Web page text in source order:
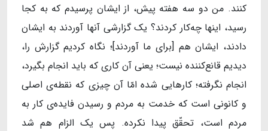
کنند. من دو سه هفته پیش، از ایشان پرسیدم که به کجا
رسید، اینها چه‌کار کردند؟ یک گزارشی آنها آوردند به ایشان
دادند، ایشان هم [برای ما آوردند]؛ نگاه کردیم گزارش را،
دیدیم قانع‌کننده نیست؛ یعنی آن کاری که باید انجام بگیرد،
انجام نگرفته؛ کارهایی شده امّا آن چیزی که نقطه‌ی اصلی
و کانونی است که خدمت به مردم و رسیدن فایده‌ی کار به
مردم است، تحقّق پیدا نکرده. پس یک الزام هم شد